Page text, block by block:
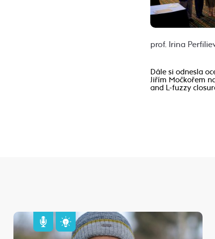
prof. Irina
Dále si odnesla
Jiřím Močkořem
and L-fuzzy